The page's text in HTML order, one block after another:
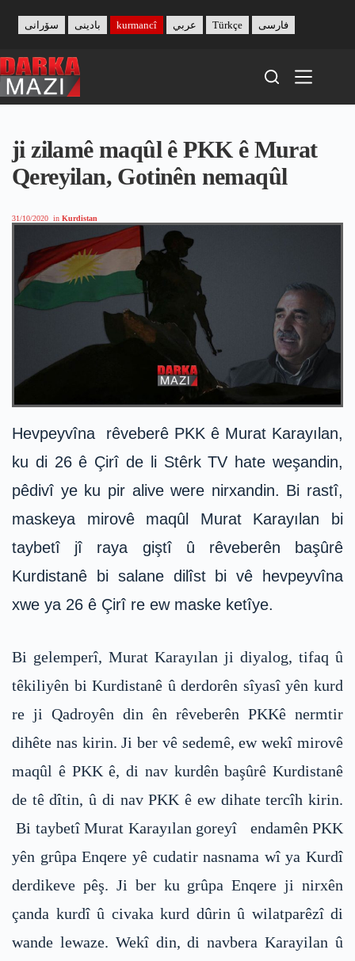
content
بادینی سۆرانی kurmancî عربي Türkçe فارسی
ji zilamê maqûl ê PKK ê Murat
Qereyilan, Gotinên nemaqûl
31/10/2020 in Kurdistan
Hevpeyvîna rêveberê PKK ê Murat Karayılan,
ku di 26 ê Çirî de li Stêrk TV hate weşandin,
pêdivî ye ku pir alive were nirxandin. Bi rastî,
maskeya mirovê maqûl Murat Karayılan bi
taybetî jî raya giştî û rêveberên başûrê
Kurdistanê bi salane dilîst bi vê hevpeyvîna
xwe ya 26 ê Çirî re ew maske ketîye.
Bi gelemperî, Murat Karayılan ji diyalog, tifaq û
têkiliyên bi Kurdistanê û derdorên sîyasî yên kurd
re ji Qadroyên din ên rêveberên PKKê nermtir
dihête nas kirin. Ji ber vê sedemê, ew wekî mirovê
maqûl ê PKK ê, di nav kurdên başûrê Kurdistanê
de tê dîtin, û di nav PKK ê ew dihate tercîh kirin.
Bi taybetî Murat Karayılan goreyî endamên PKK
yên grûpa Enqere yê cudatir nasnama wî ya Kurdî
derdikeve pêş. Ji ber ku grûpa Enqere ji nirxên
çanda kurdî û civaka kurd dûrin û wilatparêzî di
wande lewaze. Wekî din, di navbera Karayilan û